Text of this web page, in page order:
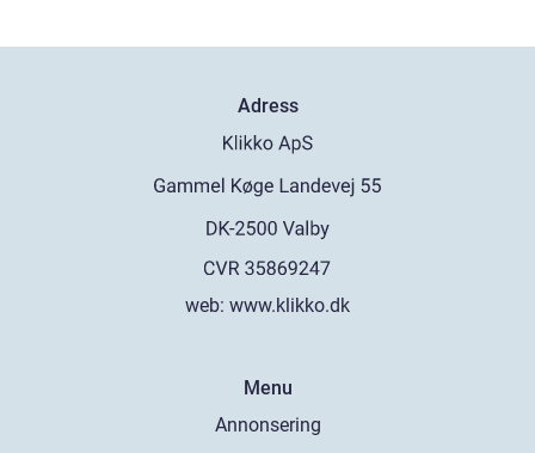
Adress
web: www.klikko.dk
Menu
Annonsering